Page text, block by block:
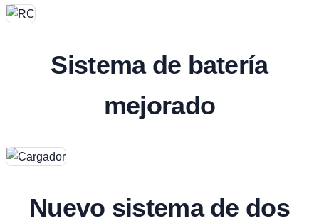
Sistema de batería
mejorado
Nuevo sistema de dos